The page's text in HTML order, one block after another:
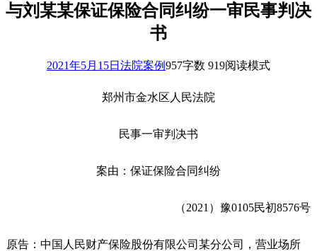
与刘某某保证保险合同纠纷一审民事判决
书
2021年5月15日 法院案例957字数 919阅读模式
郑州市金水区人民法院
民事一审判决书
案由：保证保险合同纠纷
（2021）豫0105民初8576号
原告：中国人民财产保险股份有限公司某分公司，营业场所